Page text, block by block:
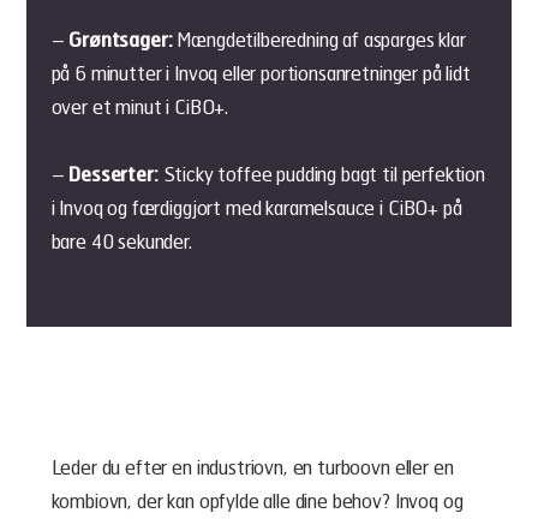
– Grøntsager:Mængdetilberedning af asparges klar
på 6 minutter i Invoq eller portionsanretninger på lidt
over et minut i CiBO+.
– Desserter: Sticky toffee pudding bagt til perfektion
i Invoq og færdiggjort med karamelsauce i CiBO+ på
bare 40 sekunder.
Leder du efter en industriovn, en turboovn eller en
kombiovn, der kan opfylde alle dine behov? Invoq og